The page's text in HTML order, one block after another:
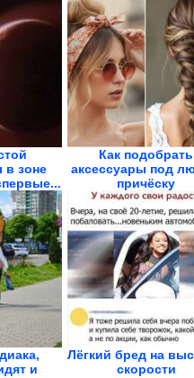
в зоне
Как подобрать
аксессуары под
причёску
и
Лёгкий бред на
скорости